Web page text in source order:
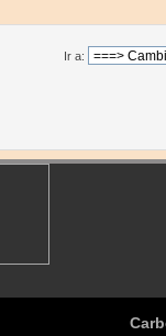
Ir a: